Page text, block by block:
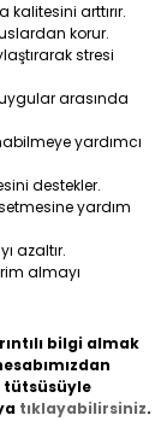
arttırır.
korur.
stresi
arasında
yardımcı
destekler.
yardım
azaltır.
almayı
bilgi almak
tütsüsüyle
tıklayabilirsiniz.